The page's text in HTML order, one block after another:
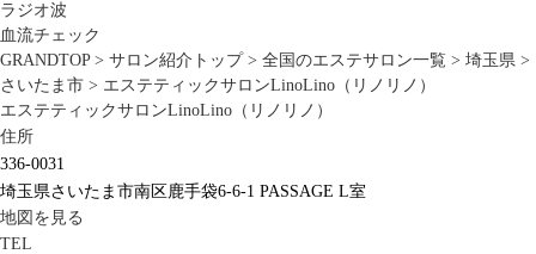
ラジオ波
血流チェック
GRANDTOP > サロン紹介トップ > 全国のエステサロン一覧 > 埼玉県 >
さいたま市 > エステティックサロンLinoLino（リノリノ）
エステティックサロンLinoLino（リノリノ）
住所
336-0031
埼玉県さいたま市南区鹿手袋6-6-1 PASSAGE L室
地図を見る
TEL